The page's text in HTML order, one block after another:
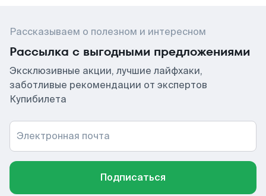
Рассказываем о полезном и интересном
Рассылка с выгодными предложениями
Эксклюзивные акции, лучшие лайфхаки,
заботливые рекомендации от экспертов
Купибилета
Электронная почта
Подписаться